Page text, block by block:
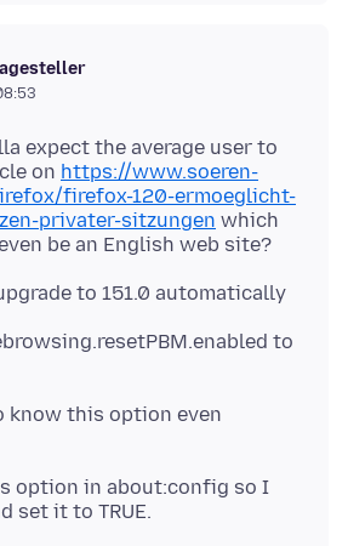
expect the average user to
on https://www.soeren-
firefox-120-ermoeglicht-
privater-sitzungen which
to 151.0 automatically
to
know this option even
option in about:config so I